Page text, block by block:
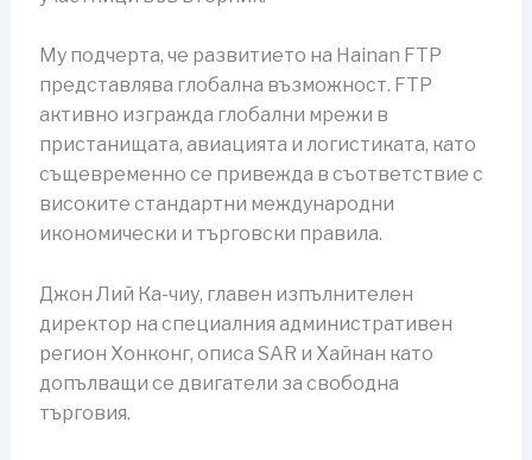
Му подчерта, че развитието на Hainan FTP
представлява глобална възможност. FTP
активно изгражда глобални мрежи в
пристанищата, авиацията и логистиката, като
същевременно се привежда в съответствие с
високите стандартни международни
икономически и търговски правила.
Джон Лий Ка-чиу, главен изпълнителен
директор на специалния административен
регион Хонконг, описа SAR и Хайнан като
допълващи се двигатели за свободна
търговия.